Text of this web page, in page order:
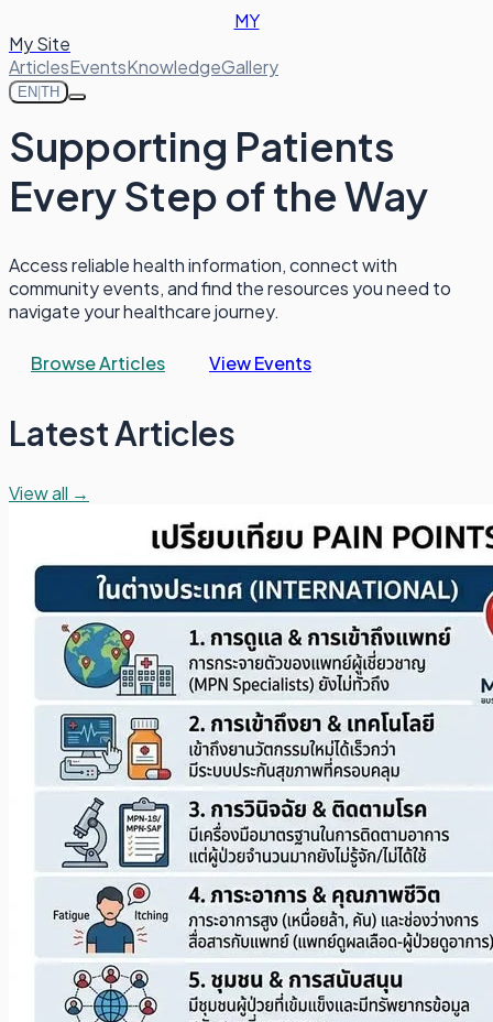
MY
My Site
ArticlesEventsKnowledgeGallery
EN TH
Supporting Patients
Every Step of the Way
Access reliable health information, connect with
community events, and find the resources you need to
navigate your healthcare journey.
Browse Articles View Events
Latest Articles
View all →